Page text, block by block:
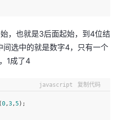
，也就是3后面起始，到4位结
选中的就是数字4，只有一个
1成了4
javascript 复制代码
(0,3,5);